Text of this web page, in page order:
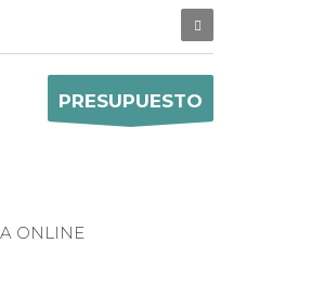
PRESUPUESTO
ONLINE